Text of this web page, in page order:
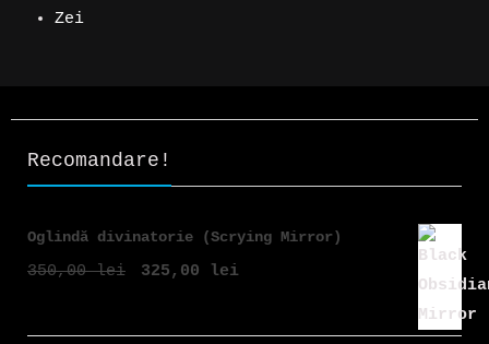
Zei
Recomandare!
Oglindă divinatorie (Scrying Mirror)
350,00lei
Prețul
325,00 lei